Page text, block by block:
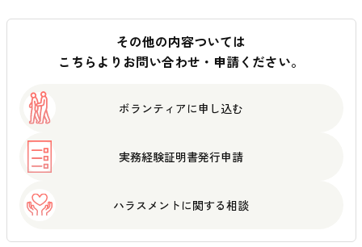
その他の内容ついては
こちらよりお問い合わせ・申請ください。
ボランティアに申し込む
実務経験証明書発行申請
ハラスメントに関する相談